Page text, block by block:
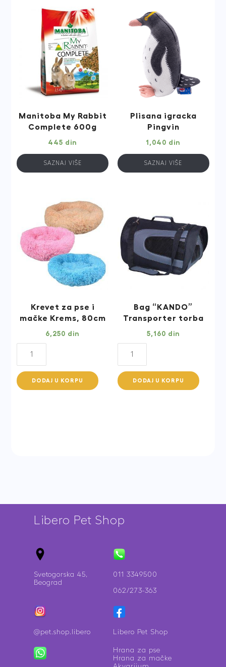
Manitoba My Rabbit
Complete 600g
445 din
SAZNAJ VIŠE
Plisana igracka
Pingvin
1,040 din
SAZNAJ VIŠE
Krevet za pse i
mačke Krems, 80cm
6,250 din
pse
DODAJ U KORPU
Bag “KANDO”
Transporter torba
5,160 din
Transporter
torba
DODAJ U KORPU
Libero Pet Shop
Svetogorska 45,
Beograd
011 3349500
062/273-363
@pet.shop.libero Libero Pet Shop
Hrana za pse
Hrana za mačke